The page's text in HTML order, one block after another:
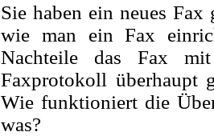
Sie haben ein neues
wie man ein Fax
Nachteile das Fax
Faxprotokoll überhaupt
Wie funktioniert die
was?